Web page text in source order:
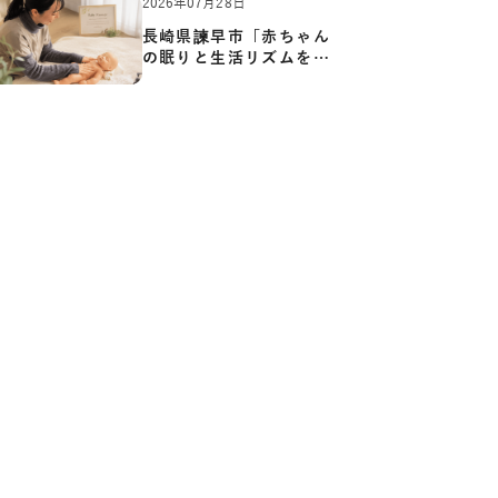
2026年07月28日
長崎県諫早市「赤ちゃん
の眠りと生活リズムを整
える…